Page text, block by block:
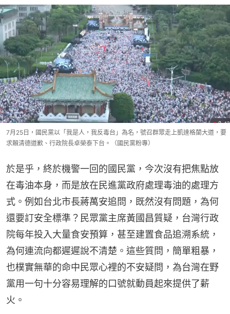
7月25日，國民黨以「我是人，我反毒台」為名，號召群眾走上凱達格蘭大道，要
求賴清德道歉、行政院長卓榮泰下台。（國民黨粉專）
於是乎，終於機警一回的國民黨，今次沒有把焦點放
在毒油本身，而是放在民進黨政府處理毒油的處理方
式。例如台北市長蔣萬安追問，既然沒有問題，為何
還要訂安全標準？民眾黨主席黃國昌質疑，台灣行政
院每年投入大量食安預算，甚至建置食品追溯系統，
為何連流向都遲遲說不清楚。這些質問，簡單粗暴，
也樸實無華的命中民眾心裡的不安疑問，為台灣在野
黨用一句十分容易理解的口號就動員起來提供了薪
火。